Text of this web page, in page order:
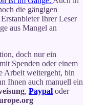
die gängigen
Ihrer Leser
aus Mangel an
doch nur ein
Spenden oder einem
Arbeit weitergeht, bin
Ihnen auch manuell ein
, Paypal oder